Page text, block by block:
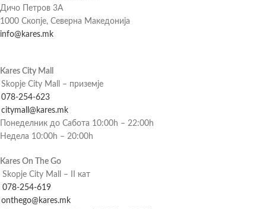
Дичо Петров 3А
1000 Скопје, Северна Македонија
info@kares.mk
Kares City Mall
Skopje City Mall – приземје
078-254-623
citymall@kares.mk
Понеделник до Сабота 10:00h – 22:00h
Недела 10:00h – 20:00h
Kares On The Go
Skopje City Mall – II кат
078-254-619
onthego@kares.mk